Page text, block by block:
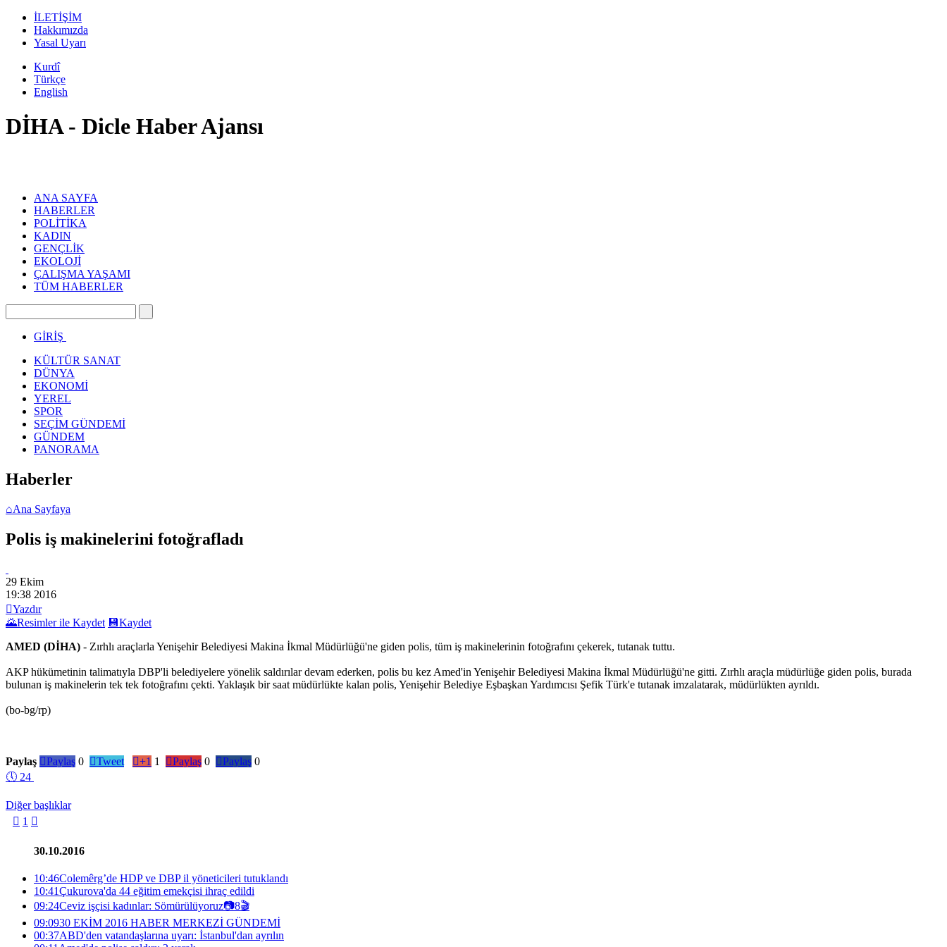
İLETİŞİM
Hakkımızda
Yasal Uyarı
Kurdî
Türkçe
English
DİHA - Dicle Haber Ajansı
ANA SAYFA
HABERLER
POLİTİKA
KADIN
GENÇLİK
EKOLOJİ
ÇALIŞMA YAŞAMI
TÜM HABERLER
GİRİŞ
KÜLTÜR SANAT
DÜNYA
EKONOMİ
YEREL
SPOR
SEÇİM GÜNDEMİ
GÜNDEM
PANORAMA
Haberler
⌂Ana Sayfaya
Polis iş makinelerini fotoğrafladı
29 Ekim
19:38 2016
Yazdır
🌄Resimler ile Kaydet 💾Kaydet
AMED (DİHA) - Zırhlı araçlarla Yenişehir Belediyesi Makina İkmal Müdürlüğü'ne giden polis, tüm iş makinelerinin fotoğrafını çekerek, tutanak tuttu.
AKP hükümetinin talimatıyla DBP'li belediyelere yönelik saldırılar devam ederken, polis bu kez Amed'in Yenişehir Belediyesi Makina İkmal Müdürlüğü'ne gitti. Zırhlı araçla müdürlüğe giden polis, burada
bulunan iş makinelerin tek tek fotoğrafını çekti. Yaklaşık bir saat müdürlükte kalan polis, Yenişehir Belediye Eşbaşkan Yardımcısı Şefik Türk'e tutanak imzalatarak, müdürlükten ayrıldı.
(bo-bg/rp)
Paylaş Paylaş 0 Tweet +1 1 Paylaş 0 Paylaş 0
🕔 24
Diğer başlıklar
 1 
30.10.2016
10:46Colemêrg’de HDP ve DBP il yöneticileri tutuklandı
10:41Çukurova'da 44 eğitim emekçisi ihraç edildi
09:24Ceviz işçisi kadınlar: Sömürülüyoruz📷8🎬
09:0930 EKİM 2016 HABER MERKEZİ GÜNDEMİ
00:37ABD'den vatandaşlarına uyarı: İstanbul'dan ayrılın